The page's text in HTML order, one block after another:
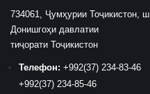
734061, Ҷумҳурии Тоҷикистон,
Донишгоҳи давлатии
тиҷорати Тоҷикистон
Телефон: +992(37) 234-83-46
+992(37) 234-85-46